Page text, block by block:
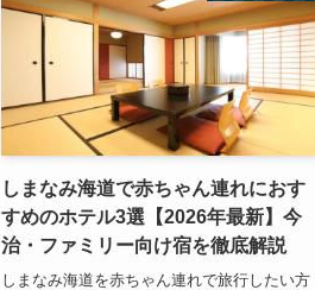
しまなみ海道で赤ちゃん連れにおす
すめのホテル3選【2026年最新】今
治・ファミリー向け宿を徹底解説
しまなみ海道を赤ちゃん連れで旅行したい方